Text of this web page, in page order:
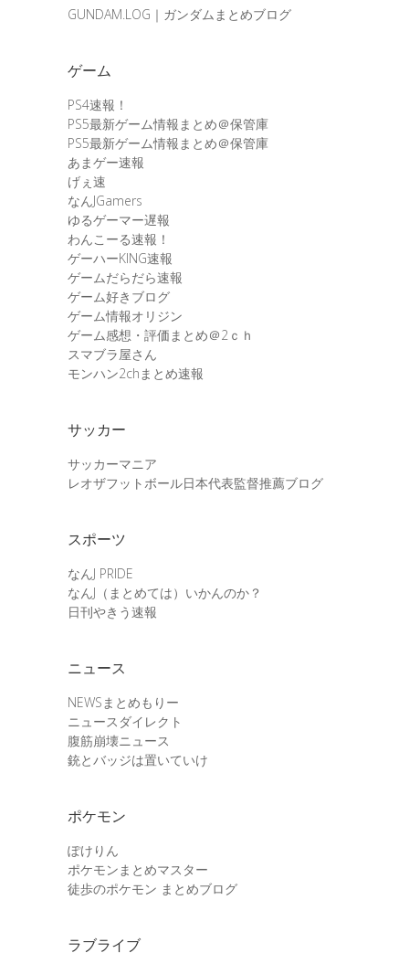
GUNDAM.LOG｜ガンダムまとめブログ
ゲーム
PS4速報！
PS5最新ゲーム情報まとめ＠保管庫
PS5最新ゲーム情報まとめ＠保管庫
あまゲー速報
げぇ速
なんJGamers
ゆるゲーマー遅報
わんこーる速報！
ゲーハーKING速報
ゲームだらだら速報
ゲーム好きブログ
ゲーム情報オリジン
ゲーム感想・評価まとめ＠2ｃｈ
スマブラ屋さん
モンハン2chまとめ速報
サッカー
サッカーマニア
レオザフットボール日本代表監督推薦ブログ
スポーツ
なんJ PRIDE
なんJ（まとめては）いかんのか？
日刊やきう速報
ニュース
NEWSまとめもりー
ニュースダイレクト
腹筋崩壊ニュース
銃とバッジは置いていけ
ポケモン
ぽけりん
ポケモンまとめマスター
徒歩のポケモン まとめブログ
ラブライブ